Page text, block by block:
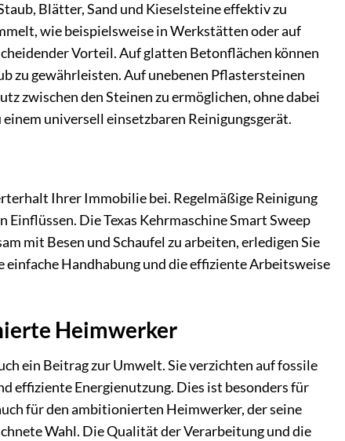
Blätter, Sand und Kieselsteine effektiv zu
wie beispielsweise in Werkstätten oder auf
Vorteil. Auf glatten Betonflächen können
zu gewährleisten. Auf unebenen Pflastersteinen
zwischen den Steinen zu ermöglichen, ohne dabei
universell einsetzbaren Reinigungsgerät.
Ihrer Immobilie bei. Regelmäßige Reinigung
Die Texas Kehrmaschine Smart Sweep
mit Besen und Schaufel zu arbeiten, erledigen Sie
Handhabung und die effiziente Arbeitsweise
Heimwerker
ein Beitrag zur Umwelt. Sie verzichten auf fossile
effiziente Energienutzung. Dies ist besonders für
für den ambitionierten Heimwerker, der seine
Wahl. Die Qualität der Verarbeitung und die